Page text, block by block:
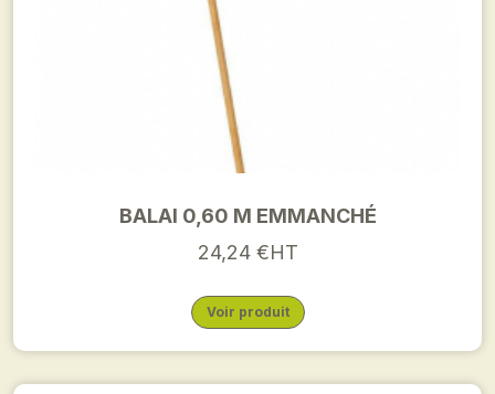
BALAI 0,60 M EMMANCHÉ
24,24 €HT
Voir produit